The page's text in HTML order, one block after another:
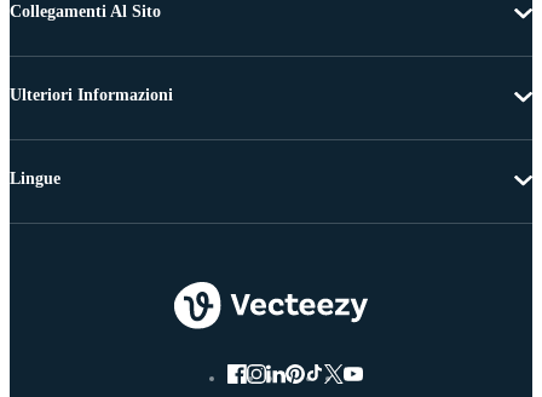
Collegamenti Al Sito
Ulteriori Informazioni
Lingue